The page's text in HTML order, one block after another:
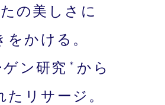
の美しさに
をかける。
ン研究 ＊ から
たリサージ。